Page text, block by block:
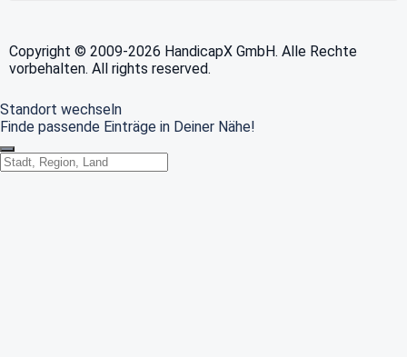
Copyright © 2009-2026 HandicapX GmbH. Alle Rechte
vorbehalten. All rights reserved.
Standort wechseln
Finde passende Einträge in Deiner Nähe!
Standort wechseln